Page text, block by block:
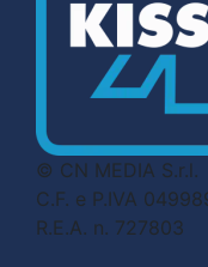
© CN MEDIA S.r.l.
C.F. e P.IVA
R.E.A. n. 727803